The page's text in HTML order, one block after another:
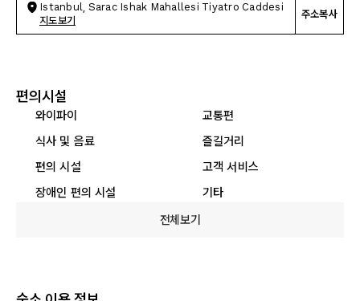
Istanbul, Sarac Ishak Mahallesi Tiyatro Caddesi
지도보기
주소복사
편의시설
와이파이
교통편
식사 및 음료
즐길거리
편의 시설
고객 서비스
장애인 편의 시설
기타
전체보기